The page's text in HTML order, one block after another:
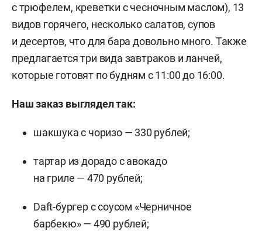
с трюфелем, креветки с чесночным маслом), 13
видов горячего, несколько салатов, супов
и десертов, что для бара довольно много. Также
предлагается три вида завтраков и ланчей,
которые готовят по будням с 11:00 до 16:00.
Наш заказ выглядел так:
шакшука с чоризо — 330 рублей;
тартар из дорадо с авокадо
на гриле — 470 рублей;
Daft-бургер с соусом «Черничное
барбекю» — 490 рублей;